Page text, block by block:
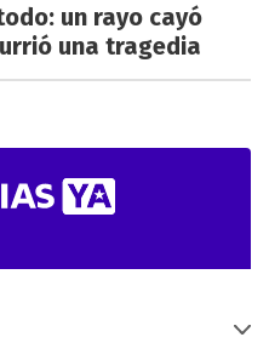
un rayo cayó
una tragedia